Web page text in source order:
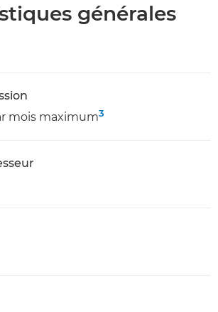
générales
mois maximum3